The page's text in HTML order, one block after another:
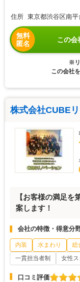
住所 東京都渋谷区南
無料
匿名
この会
※リ
この会社
株式会社CUBE
【お客様の満足
案します！
会社の特徴・得意分
内装 水まわり 総
一貫担当者制
女性
口コミ評価